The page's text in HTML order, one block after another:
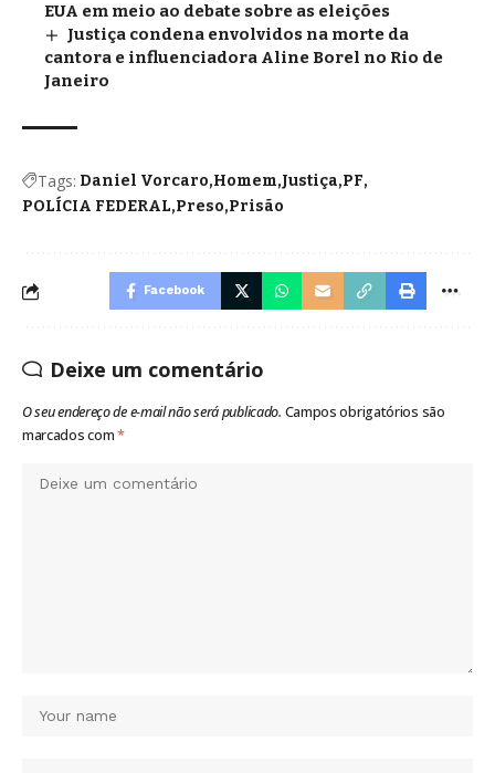
EUA em meio ao debate sobre as eleições
Justiça condena envolvidos na morte da
cantora e influenciadora Aline Borel no Rio de
Janeiro
Tags: Daniel Vorcaro Homem Justiça PF
POLÍCIA FEDERAL Preso Prisão
Facebook
Deixe um comentário
O seu endereço de e-mail não será publicado. Campos obrigatórios são
marcados com*